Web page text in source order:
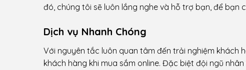
đó, chúng tôi sẽ luôn lắng nghe và hỗ trợ bạn, để bạn
Dịch vụ Nhanh Chóng
Với nguyên tắc luôn quan tâm đến trải nghiệm khách
khách hàng khi mua sắm online. Đặc biệt đội ngũ